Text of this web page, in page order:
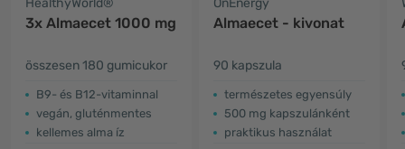
HealthyWorld®
3x Almaecet 1000 mg
összesen 180 gumicukor
B9- és B12-vitaminnal
vegán, gluténmentes
kellemes alma íz
OnEnergy
Almaecet - kivonat
90 kapszula
természetes egyensúly
500 mg kapszulánként
praktikus használat